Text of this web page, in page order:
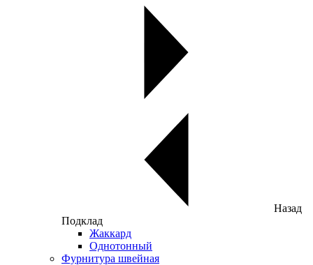
Назад
Подклад
Жаккард
Однотонный
Фурнитура швейная